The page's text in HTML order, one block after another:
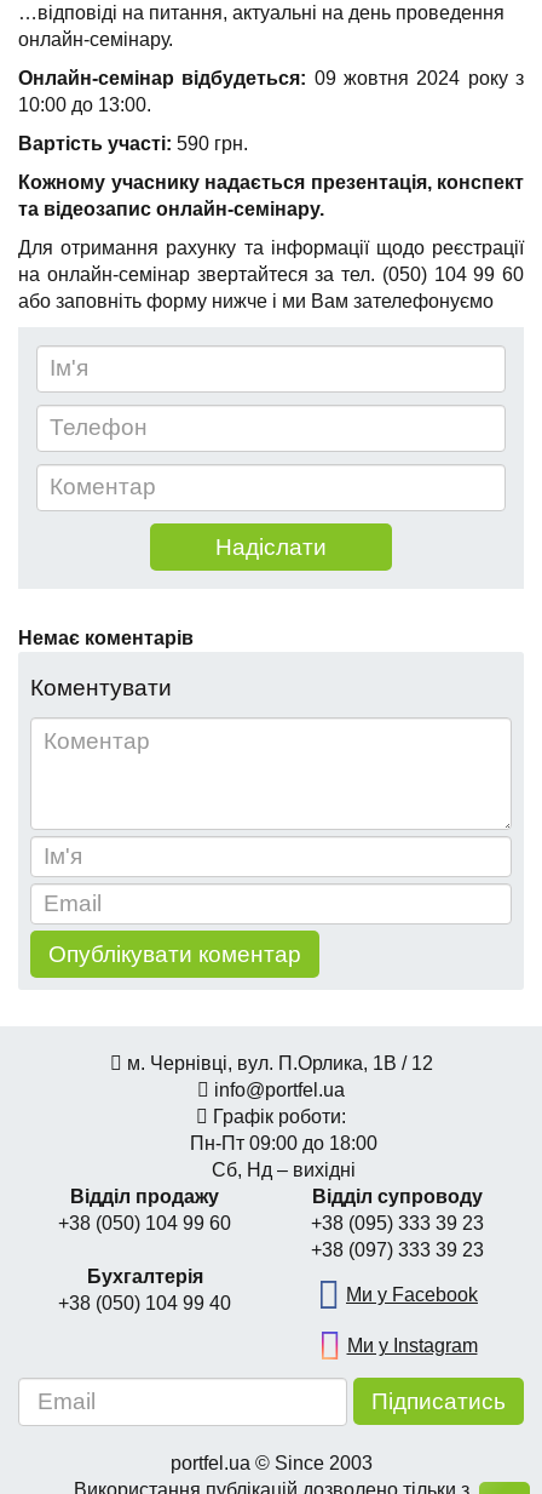
…відповіді на питання, актуальні на день проведення
онлайн-семінару.
Онлайн-семінар відбудеться: 09 жовтня 2024 року з
10:00 до 13:00.
Вартість участі: 590 грн.
Кожному учаснику надається презентація, конспект
та відеозапис онлайн-семінару.
Для отримання рахунку та інформації щодо реєстрації
на онлайн-семінар звертайтеся за тел. (050) 104 99 60
або заповніть форму нижче і ми Вам зателефонуємо
Немає коментарів
Коментувати
м. Чернівці, вул. П.Орлика, 1В / 12
info@portfel.ua
Графік роботи:
Пн-Пт 09:00 до 18:00
Сб, Нд – вихідні
Відділ продажу
+38 (050) 104 99 60
Відділ супроводу
+38 (095) 333 39 23
+38 (097) 333 39 23
Бухгалтерія
+38 (050) 104 99 40
Ми у Facebook
Ми у Instagram
portfel.ua © Since 2003
Використання публікацій дозволено тільки з